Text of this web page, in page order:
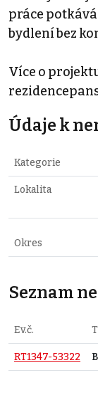
práce
bydlení bez
Více o
Údaje k
Kategorie
Lokalita
Okres
Seznam
Ev.č.
RT1347-53322